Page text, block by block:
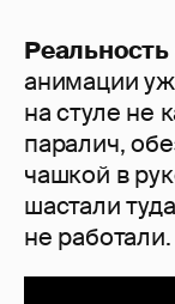
Реальность
анимации
на стуле не
паралич,
чашкой в
шастали
не работали.